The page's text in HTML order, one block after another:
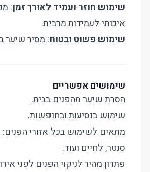
שימוש חוזר ועמיד לאורך זמן:
איכותי לעמידות מרבית.
שימוש פשוט ובטוח: מסיר שיער
שימושים אפשריים
הסרת שיער מהפנים בבית.
שימוש בנסיעות ובחופשות.
מתאים לשימוש בכל אזורי
סנטר, לחיים ועוד.
פתרון מהיר לניקוי הפנים לפני